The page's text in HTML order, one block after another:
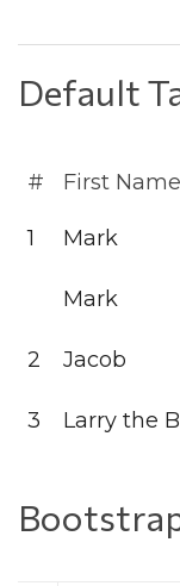
Default
# First Name
1 Mark
Mark
2 Jacob
3 Larry the